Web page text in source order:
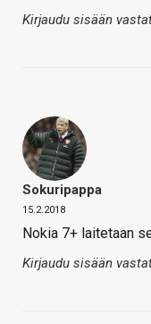
Kirjaudu sisään
Sokuripappa
15.2.2018
Nokia 7+ laitetaan
Kirjaudu sisään